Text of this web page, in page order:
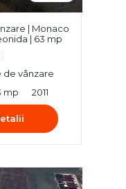
| Monaco
| 63 mp
de vânzare
mp 2011